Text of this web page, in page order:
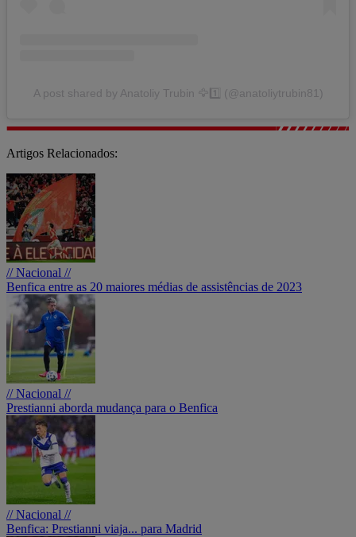
A post shared by Anatoliy Trubin 🦅1️⃣ (@anatoliytrubin81)
Artigos Relacionados:
// Nacional //
Benfica entre as 20 maiores médias de assistências de 2023
// Nacional //
Prestianni aborda mudança para o Benfica
// Nacional //
Benfica: Prestianni viaja... para Madrid